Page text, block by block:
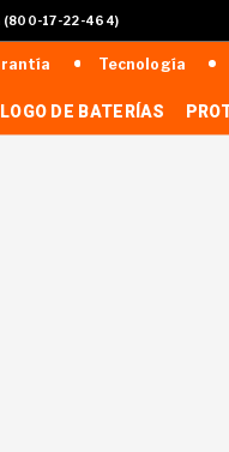
(800-17-22-464)
Tecnología
DE BATERÍAS